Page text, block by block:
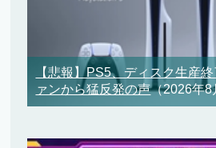
【悲報】PS5、ディスク生産
ァンから猛反発の声（2026年8